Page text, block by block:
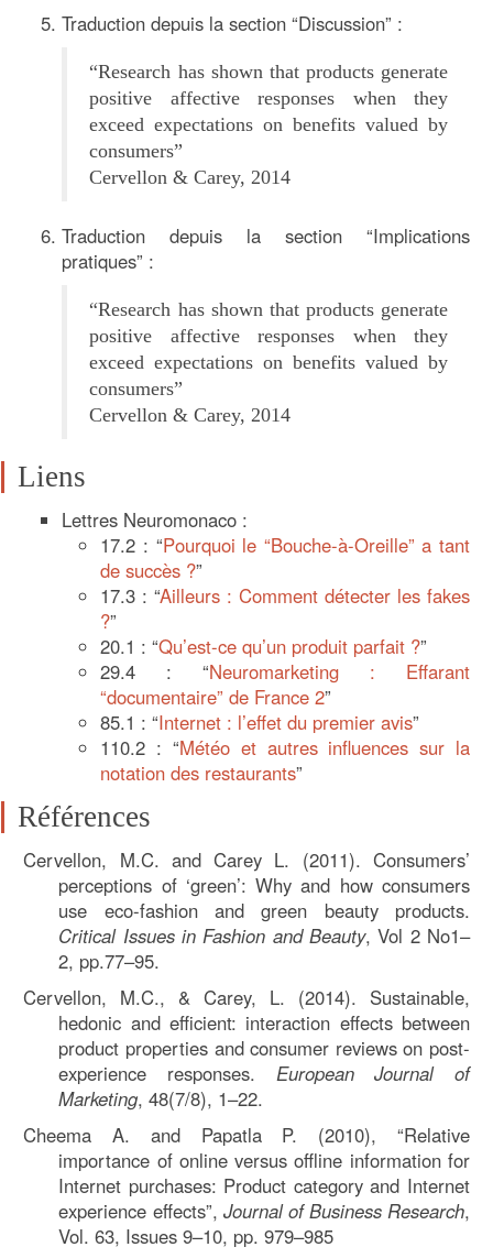
Traduction depuis la section “Discussion” :
“Research has shown that products generate
positive affective responses when they
exceed expectations on benefits valued by
consumers”
Cervellon & Carey, 2014
Traduction depuis la section “Implications
pratiques” :
“Research has shown that products generate
positive affective responses when they
exceed expectations on benefits valued by
consumers”
Cervellon & Carey, 2014
Liens
Lettres Neuromonaco :
17.2 : “Pourquoi le “Bouche-à-Oreille” a tant
de succès ?”
17.3 : “Ailleurs : Comment détecter les fakes
?”
20.1 : “Qu’est-ce qu’un produit parfait ?”
29.4 : “Neuromarketing : Effarant
“documentaire” de France 2”
85.1 : “Internet : l’effet du premier avis”
110.2 : “Météo et autres influences sur la
notation des restaurants”
Références
Cervellon, M.C. and Carey L. (2011). Consumers’
perceptions of ‘green’: Why and how consumers
use eco-fashion and green beauty products.
Critical Issues in Fashion and Beauty, Vol 2 No1–
2, pp.77–95.
Cervellon, M.C., & Carey, L. (2014). Sustainable,
hedonic and efficient: interaction effects between
product properties and consumer reviews on post-
experience responses. European Journal of
Marketing, 48(7/8), 1–22.
Cheema A. and Papatla P. (2010), “Relative
importance of online versus offline information for
Internet purchases: Product category and Internet
experience effects”, Journal of Business Research,
Vol. 63, Issues 9–10, pp. 979–985